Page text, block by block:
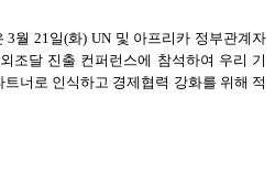
3월 21일(화) UN 및 아프리카 정부관계자
조달 진출 컨퍼런스에 참석하여 우리 기
너로 인식하고 경제협력 강화를 위해 적